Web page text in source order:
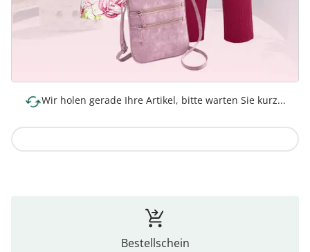
Wir holen gerade Ihre Artikel, bitte warten Sie kurz...
Bestellschein